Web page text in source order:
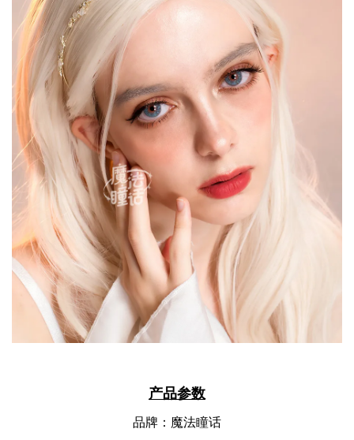
产品参数
品牌：魔法瞳话